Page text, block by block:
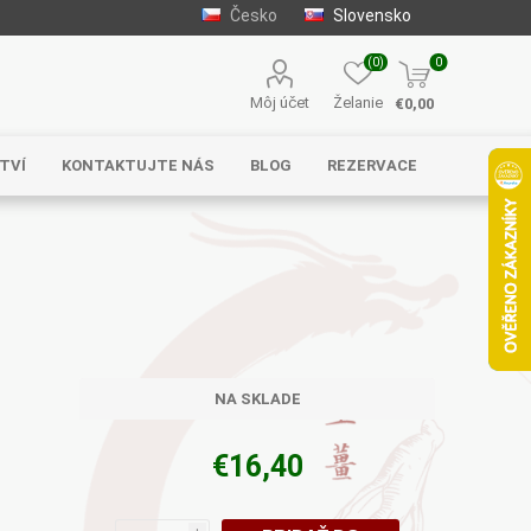
Česko Slovensko
Môj účet Želanie
(0) 0
€0,00
KONTAKTUJTE NÁS BLOG REZERVACE
NA SKLADE
€16,40